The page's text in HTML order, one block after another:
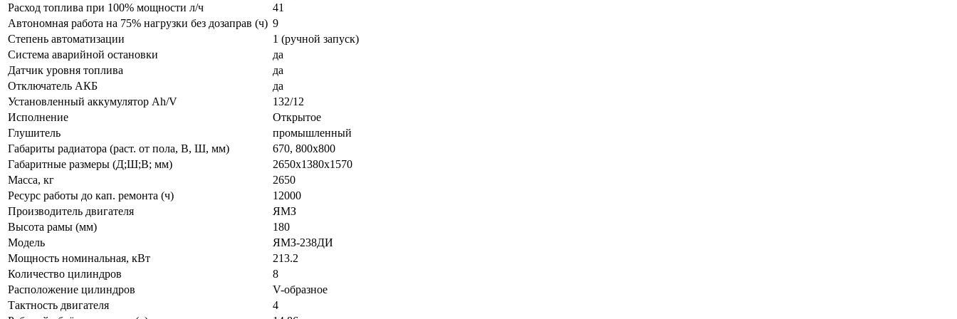
Расход топлива при 100% мощности л/ч
41
Автономная работа на 75% нагрузки без дозаправ (ч) 9
Степень автоматизации
1 (ручной запуск)
Система аварийной остановки
да
Датчик уровня топлива
да
Отключатель АКБ
да
Установленный аккумулятор Ah/V
132/12
Исполнение
Открытое
Глушитель
промышленный
Габариты радиатора (раст. от пола, В, Ш, мм)
670, 800х800
Габаритные размеры (Д;Ш;В; мм)
2650x1380x1570
Масса, кг
2650
Ресурс работы до кап. ремонта (ч)
12000
Производитель двигателя
ЯМЗ
Высота рамы (мм)
180
Модель
ЯМЗ-238ДИ
Мощность номинальная, кВт
213.2
Количество цилиндров
8
Расположение цилиндров
V-образное
Тактность двигателя
4